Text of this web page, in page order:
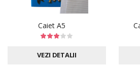
Caiet A5
VEZI DETALII